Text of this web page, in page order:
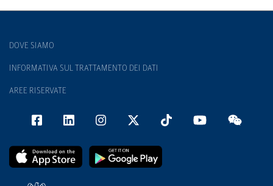
DOVE SIAMO
INFORMATIVA SUL TRATTAMENTO DEI DATI
AREE RISERVATE